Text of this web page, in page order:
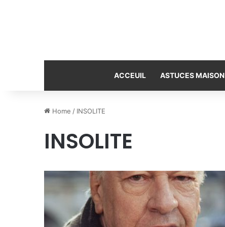
ACCEUIL ASTUCES MAISON
Home / INSOLITE
INSOLITE